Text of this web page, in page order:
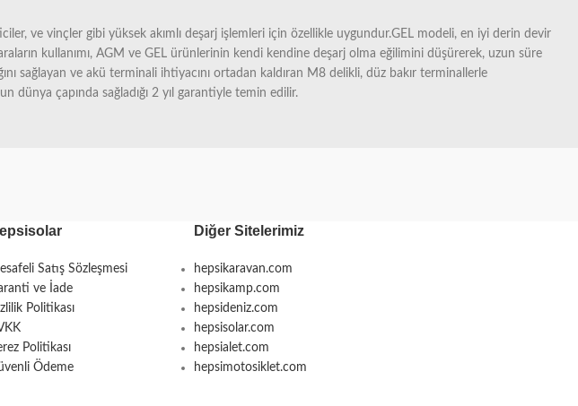
ve vinçler gibi yüksek akımlı deşarj işlemleri için özellikle uygundur.GEL modeli, en iyi derin devir
kullanımı, AGM ve GEL ürünlerinin kendi kendine deşarj olma eğilimini düşürerek, uzun süre
sağlayan ve akü terminali ihtiyacını ortadan kaldıran M8 delikli, düz bakır terminallerle
dünya çapında sağladığı 2 yıl garantiyle temin edilir.
Satış Sözleşmesi
ve İade
Politikası
Politikası
Ödeme
Diğer Sitelerimiz
hepsikaravan.com
hepsikamp.com
hepsideniz.com
hepsisolar.com
hepsialet.com
hepsimotosiklet.com